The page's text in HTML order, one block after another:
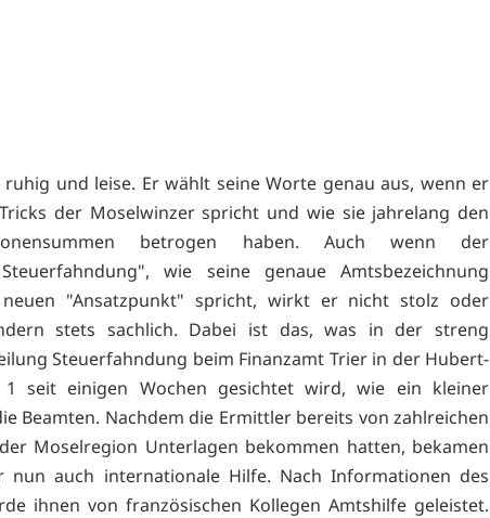
und leise. Er wählt seine Worte genau aus, wenn er
der Moselwinzer spricht und wie sie jahrelang den
betrogen haben. Auch wenn der
wie seine genaue Amtsbezeichnung
"Ansatzpunkt" spricht, wirkt er nicht stolz oder
stets sachlich. Dabei ist das, was in der streng
Steuerfahndung beim Finanzamt Trier in der Hubert-
1 seit einigen Wochen gesichtet wird, wie ein kleiner
Beamten. Nachdem die Ermittler bereits von zahlreichen
Moselregion Unterlagen bekommen hatten, bekamen
nun auch internationale Hilfe. Nach Informationen des
ihnen von französischen Kollegen Amtshilfe geleistet.